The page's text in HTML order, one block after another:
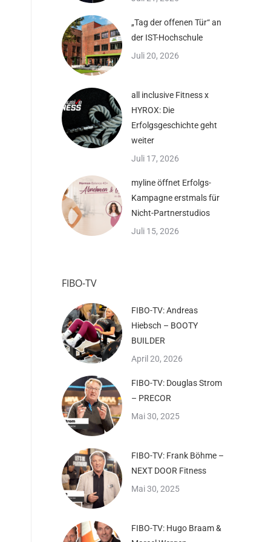
„Tag der offenen Tür“ an
der IST-Hochschule
Juli 20, 2026
all inclusive Fitness x
HYROX: Die
Erfolgsgeschichte geht
weiter
Juli 17, 2026
myline öffnet Erfolgs-
Kampagne erstmals für
Nicht-Partnerstudios
Juli 15, 2026
FIBO-TV
FIBO-TV: Andreas
Hiebsch – BOOTY
BUILDER
April 20, 2026
FIBO-TV: Douglas Strom
– PRECOR
Mai 30, 2025
FIBO-TV: Frank Böhme –
NEXT DOOR Fitness
Mai 30, 2025
FIBO-TV: Hugo Braam &